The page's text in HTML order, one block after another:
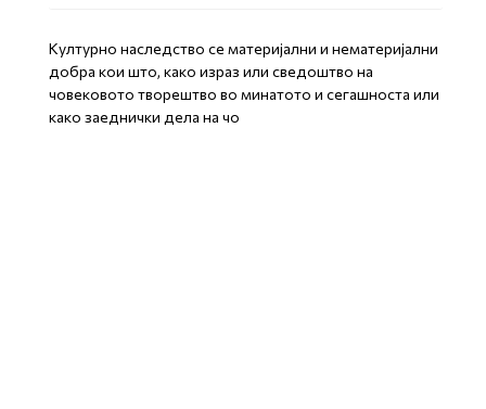
Културно наследство се материјални и нематеријални
добра кои што, како израз или сведоштво на
човековото творештво во минатото и сегашноста или
како заеднички дела на чо